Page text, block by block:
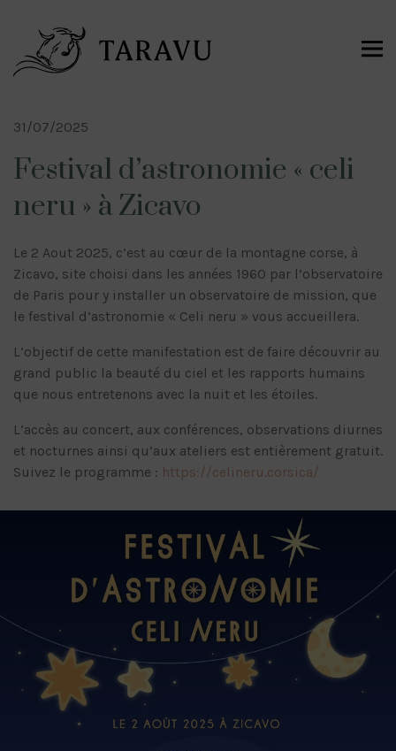
31/07/2025
Festival d’astronomie « celi
neru » à Zicavo
Le 2 Aout 2025, c’est au cœur de la montagne corse, à
Zicavo, site choisi dans les années 1960 par l’observatoire
de Paris pour y installer un observatoire de mission, que
le festival d’astronomie « Celi neru » vous accueillera.
L’objectif de cette manifestation est de faire découvrir au
grand public la beauté du ciel et les rapports humains
que nous entretenons avec la nuit et les étoiles.
L’accès au concert, aux conférences, observations diurnes
et nocturnes ainsi qu’aux ateliers est entièrement gratuit.
Suivez le programme : https://celineru.corsica/